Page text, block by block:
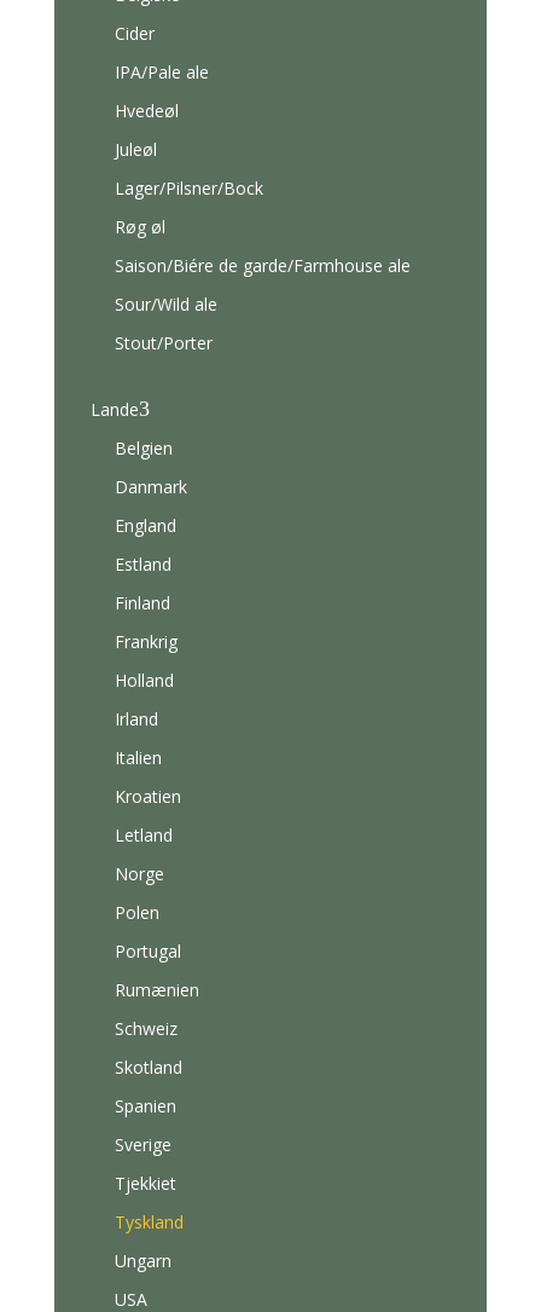
Cider
IPA/Pale ale
Hvedeøl
Juleøl
Lager/Pilsner/Bock
Røg øl
Saison/Biére de garde/Farmhouse ale
Sour/Wild ale
Stout/Porter
Lande3
Belgien
Danmark
England
Estland
Finland
Frankrig
Holland
Irland
Italien
Kroatien
Letland
Norge
Polen
Portugal
Rumænien
Schweiz
Skotland
Spanien
Sverige
Tjekkiet
Tyskland
Ungarn
USA